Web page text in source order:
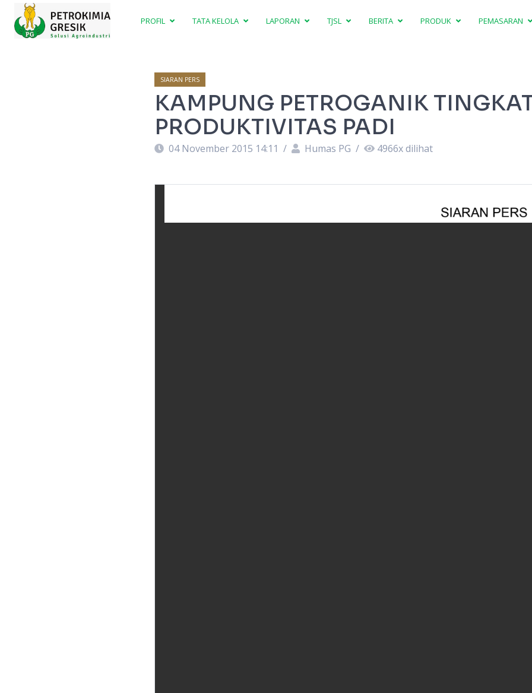
PROFIL TATA KELOLA LAPORAN TJSL BERITA PRODUK PEMASARAN
SIARAN PERS
KAMPUNG PETROGANIK
PRODUKTIVITAS PADI
04 November 2015 14:11 / Humas PG / 4966x dilihat